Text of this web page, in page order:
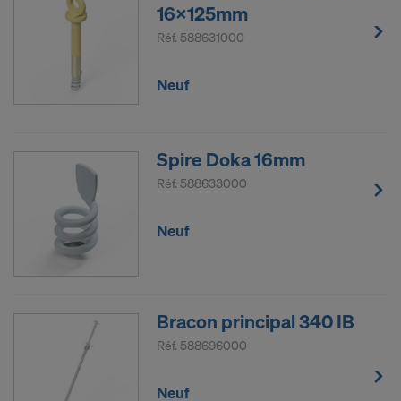
16x125mm
Réf. 588631000
Neuf
Spire Doka 16mm
Réf. 588633000
Neuf
Bracon principal 340 IB
Réf. 588696000
Neuf